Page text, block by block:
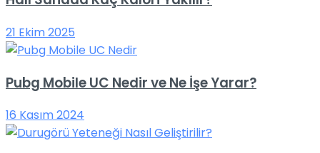
21 Ekim 2025
Pubg Mobile UC Nedir ve Ne İşe Yarar?
16 Kasım 2024